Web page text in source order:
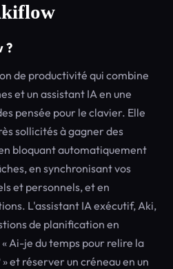
?
de productivité qui combine
et un assistant IA en une
pensée pour le clavier. Elle
sollicités à gagner des
bloquant automatiquement
en synchronisant vos
et personnels, et en
L'assistant IA exécutif, Aki,
de planification en
Ai-je du temps pour relire la
et réserver un créneau en un